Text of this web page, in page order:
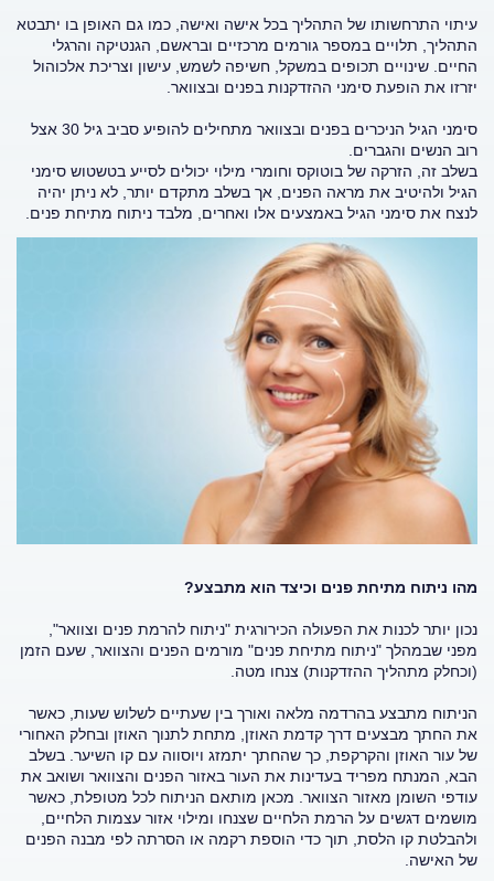
עיתוי התרחשותו של התהליך בכל אישה ואישה, כמו גם האופן בו יתבטא
התהליך, תלויים במספר גורמים מרכזיים ובראשם, הגנטיקה והרגלי
החיים. שינויים תכופים במשקל, חשיפה לשמש, עישון וצריכת אלכוהול
יזרזו את הופעת סימני ההזדקנות בפנים ובצוואר.
סימני הגיל הניכרים בפנים ובצוואר מתחילים להופיע סביב גיל 30 אצל
רוב הנשים והגברים.
בשלב זה, הזרקה של בוטוקס וחומרי מילוי יכולים לסייע בטשטוש סימני
הגיל ולהיטיב את מראה הפנים, אך בשלב מתקדם יותר, לא ניתן יהיה
לנצח את סימני הגיל באמצעים אלו ואחרים, מלבד ניתוח מתיחת פנים.
מהו ניתוח מתיחת פנים וכיצד הוא מתבצע?
נכון יותר לכנות את הפעולה הכירורגית "ניתוח להרמת פנים וצוואר",
מפני שבמהלך "ניתוח מתיחת פנים" מורמים הפנים והצוואר, שעם הזמן
(וכחלק מתהליך ההזדקנות) צנחו מטה.
הניתוח מתבצע בהרדמה מלאה ואורך בין שעתיים לשלוש שעות, כאשר
את החתך מבצעים דרך קדמת האוזן, מתחת לתנוך האוזן ובחלק האחורי
של עור האוזן והקרקפת, כך שהחתך יתמזג ויוסווה עם קו השיער. בשלב
הבא, המנתח מפריד בעדינות את העור באזור הפנים והצוואר ושואב את
עודפי השומן מאזור הצוואר. מכאן מותאם הניתוח לכל מטופלת, כאשר
מושמים דגשים על הרמת הלחיים שצנחו ומילוי אזור עצמות הלחיים,
ולהבלטת קו הלסת, תוך כדי הוספת רקמה או הסרתה לפי מבנה הפנים
של האישה.